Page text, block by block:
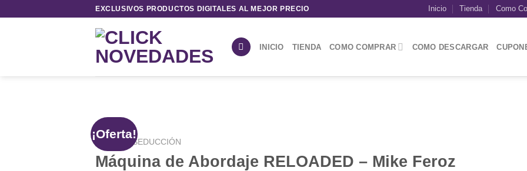
EXCLUSIVOS PRODUCTOS DIGITALES AL MEJOR PRECIO Inicio Tienda Como
INICIO TIENDA COMO COMPRAR COMO DESCARGAR
¡Oferta!
SEDUCCIÓN
Máquina de Abordaje RELOADED – Mike Feroz